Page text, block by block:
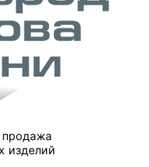
продажа
изделий